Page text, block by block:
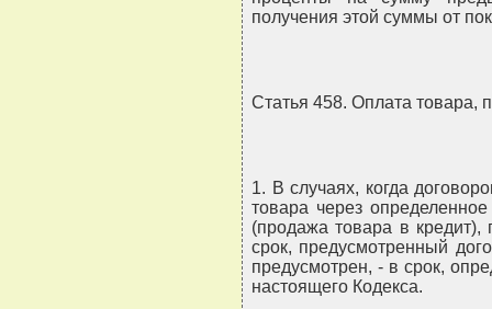
получения этой суммы от
Статья 458. Оплата товара,
1. В случаях, когда
товара через
(продажа товара в кредит),
срок, предусмотренный
предусмотрен, - в срок,
настоящего Кодекса.